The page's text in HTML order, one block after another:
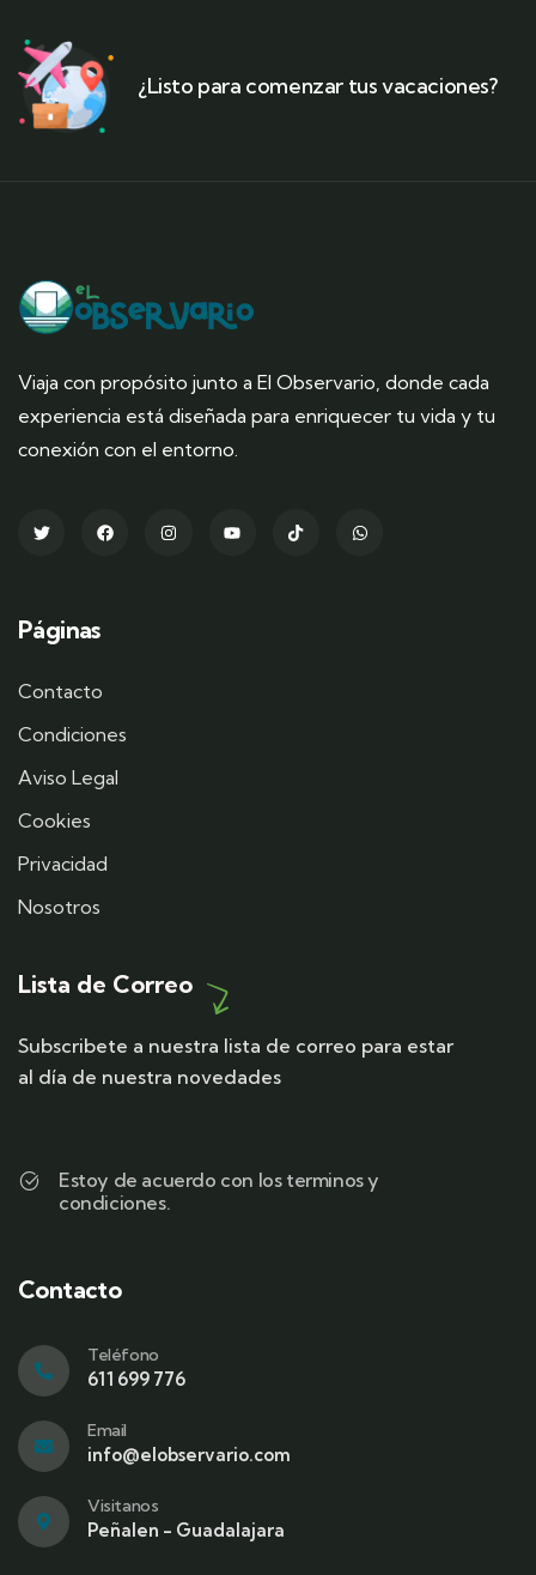
¿Listo para comenzar tus vacaciones?
Viaja con propósito junto a El Observario, donde cada
experiencia está diseñada para enriquecer tu vida y tu
conexión con el entorno.
Páginas
Contacto
Condiciones
Aviso Legal
Cookies
Privacidad
Nosotros
Lista de Correo
Subscribete a nuestra lista de correo para estar
al día de nuestra novedades
Estoy de acuerdo con los terminos y
condiciones.
Contacto
Teléfono
611 699 776
Email
info@elobservario.com
Visitanos
Peñalen - Guadalajara